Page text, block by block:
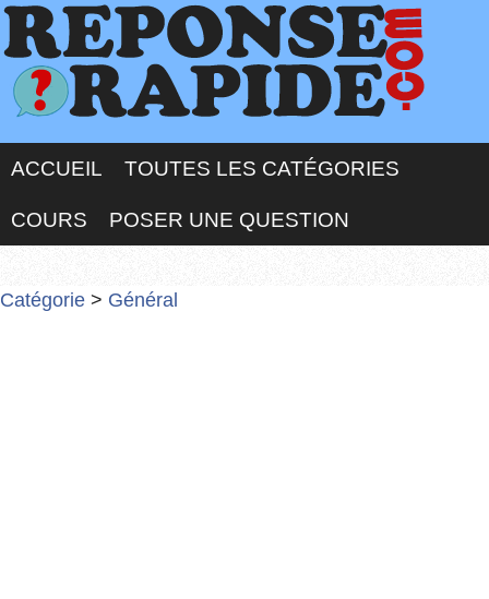
ACCUEIL TOUTES LES CATÉGORIES
COURS POSER UNE QUESTION
Catégorie > Général